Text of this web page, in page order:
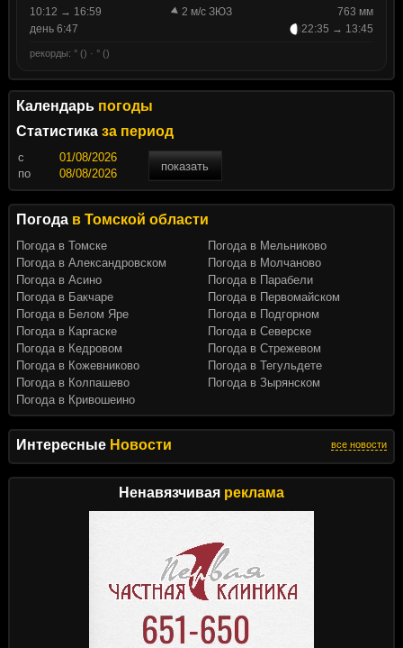
Интересные Новости все новости
Ненавязчивая реклама
10:12 → 16:59
2 м/с ЗЮЗ
763 мм
день 6:47
22:35 → 13:45
рекорды: ° () · ° ()
Календарь погоды
Статистика за период
c
показать
по
Погода в Томской области
Погода в Томске
Погода в Александровском
Погода в Асино
Погода в Бакчаре
Погода в Белом Яре
Погода в Каргаске
Погода в Кедровом
Погода в Кожевниково
Погода в Колпашево
Погода в Кривошеино
Погода в Мельниково
Погода в Молчаново
Погода в Парабели
Погода в Первомайском
Погода в Подгорном
Погода в Северске
Погода в Стрежевом
Погода в Тегульдете
Погода в Зырянском